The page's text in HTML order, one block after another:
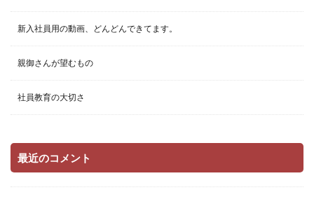
新入社員用の動画、どんどんできてます。
親御さんが望むもの
社員教育の大切さ
最近のコメント